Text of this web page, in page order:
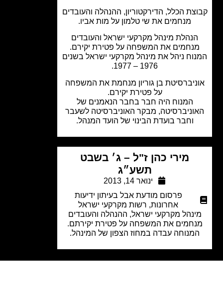
הכלל, הדירקטוריון, ההנהלה והעובדים
מנחמים את שי טלמון על מות אביו.
מינהל מקרקעי ישראל והעובדים
את המשפחה על פטירת יקירם.
ניהל את מינהל מקרקעי ישראל בשנים
בן גוריון מנחמת את המשפחה
על פטירת יקירם.
המנוח היה חבר בחבר הנאמנים של
מבקר האוניברסיטה לשעבר
וחבר בועדת הבינוי של הועד המנהל.
מירי כהן ז"ל – ג׳ בשבט
תשע״ג
ינואר 14, 2013
פרסום מודעת אבל בעיתון ידיעות
אחרונות,רשות מקרקעי ישראל
מקרקעי ישראל, ההנהלה והעובדים
את המשפחה על פטירת יקירתם.
עבדה במחוז הצפון של המינהל.